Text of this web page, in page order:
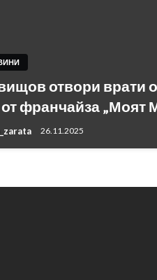
отвори врати
франчайза „Моят
26.11.2025